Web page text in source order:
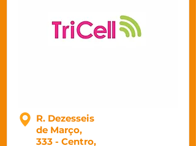
R. Dezesseis
de Março,
333 - Centro,